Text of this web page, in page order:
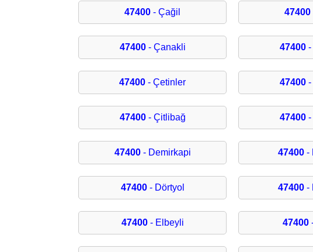
47400 - Çağil 47400
47400- Çanakli 47400-
47400 - Çetinler 47400-
47400- Çitlibağ 47400-
47400- Demirkapi 47400-
47400- Dörtyol 47400-
47400- Elbeyli 47400